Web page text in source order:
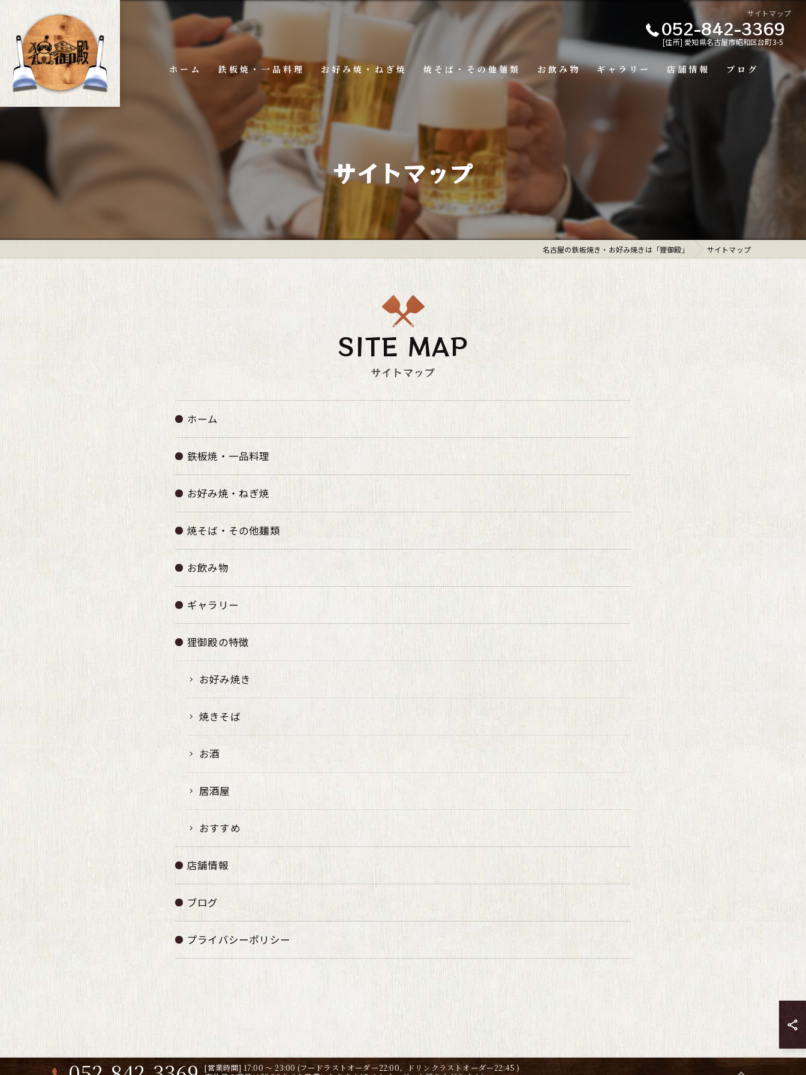
サイトマップ
052-842-3369
[住所] 愛知県名古屋市昭和区台町3-5
ホーム 鉄板焼・一品料理 お好み焼・ねぎ焼 焼そば・その他麺類 お飲み物 ギャラリー 店舗情報 ブログ
サイトマップ
名古屋の鉄板焼き・お好み焼きは「狸御殿」 サイトマップ
サイトマップ
SITE MAP
ホーム
鉄板焼・一品料理
お好み焼・ねぎ焼
焼そば・その他麺類
お飲み物
ギャラリー
狸御殿の特徴
お好み焼き
焼きそば
お酒
居酒屋
おすすめ
店舗情報
ブログ
プライバシーポリシー
[営業時間] 17:00 〜 23:00 (フードラストオーダー22:00、ドリンクラストオーダー22:45 )